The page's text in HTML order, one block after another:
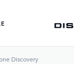
Discovery